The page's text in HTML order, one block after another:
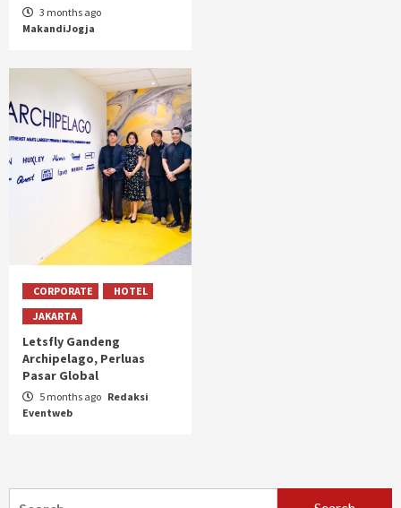
3 months ago
MakandiJogja
CORPORATE
HOTEL
JAKARTA
Letsfly Gandeng
Archipelago, Perluas
Pasar Global
5 months ago Redaksi
Eventweb